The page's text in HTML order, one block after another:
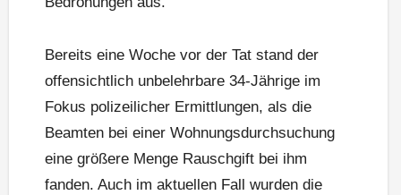
Bereits eine Woche vor der Tat stand der
offensichtlich unbelehrbare 34-Jährige im
Fokus polizeilicher Ermittlungen, als die
Beamten bei einer Wohnungsdurchsuchung
eine größere Menge Rauschgift bei ihm
fanden. Auch im aktuellen Fall wurden die